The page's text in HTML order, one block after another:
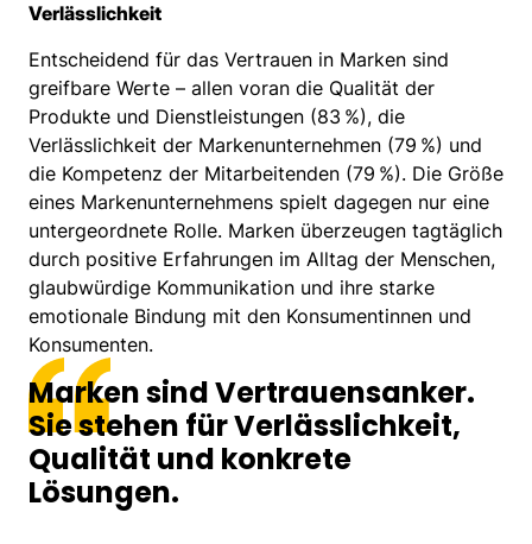
Verlässlichkeit
Entscheidend für das Vertrauen in Marken sind
greifbare Werte – allen voran die Qualität der
Produkte und Dienstleistungen (83 %), die
Verlässlichkeit der Markenunternehmen (79 %) und
die Kompetenz der Mitarbeitenden (79 %). Die Größe
eines Markenunternehmens spielt dagegen nur eine
untergeordnete Rolle. Marken überzeugen tagtäglich
durch positive Erfahrungen im Alltag der Menschen,
glaubwürdige Kommunikation und ihre starke
emotionale Bindung mit den Konsumentinnen und
Konsumenten.
Marken sind Vertrauensanker.
Sie stehen für Verlässlichkeit,
Qualität und konkrete
Lösungen.